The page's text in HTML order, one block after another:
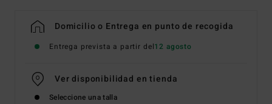
Domicilio o Entrega en punto de recogida
Entrega prevista a partir del12 agosto
Ver disponibilidad en tienda
Seleccione una talla